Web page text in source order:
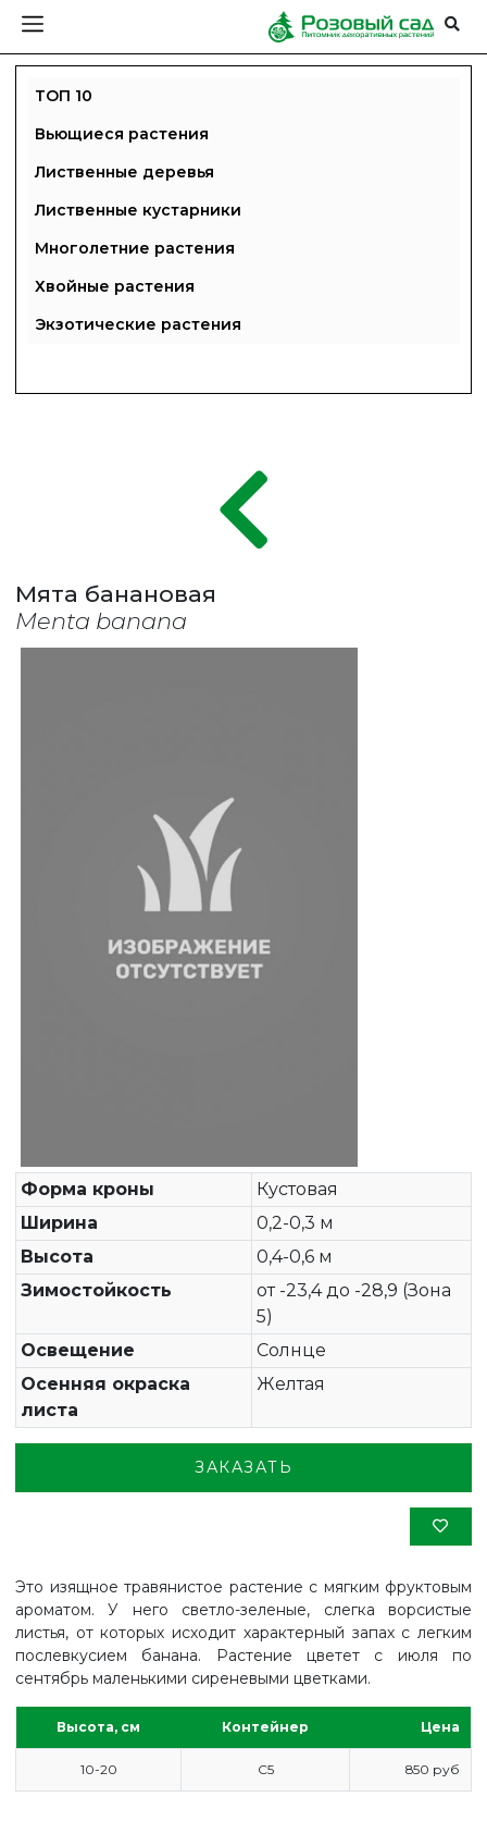
ТОП 10
Вьющиеся растения
Лиственные деревья
Лиственные кустарники
Многолетние растения
Хвойные растения
Экзотические растения
Мята банановая
Menta banana
Форма кроны
Кустовая
Ширина
0,2-0,3 м
Высота
0,4-0,6 м
Зимостойкость
от -23,4 до -28,9 (Зона
5)
Освещение
Солнце
Осенняя окраска
листа
Желтая
ЗАКАЗАТЬ
Это изящное травянистое растение с мягким фруктовым
ароматом. У него светло-зеленые, слегка ворсистые
листья, от которых исходит характерный запах с легким
послевкусием банана. Растение цветет с июля по
сентябрь маленькими сиреневыми цветками.
Высота, см Контейнер Цена
10-20 С5 850 руб